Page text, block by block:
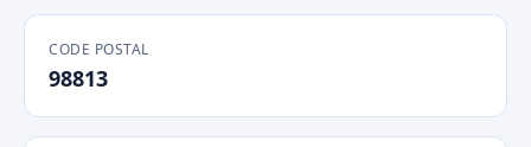
CODE POSTAL
98813